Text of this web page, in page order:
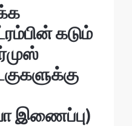
கடும்
இணைப்பு)